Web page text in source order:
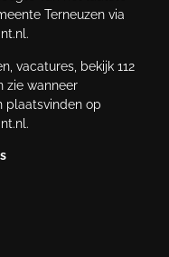
Terneuzen via
vacatures, bekijk 112
zie wanneer
plaatsvinden op